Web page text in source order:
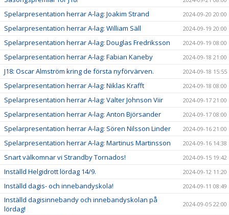
Spelarpresentation herrar A-lag: Joakim Strand 2024-09-20 20:00
Spelarpresentation herrar A-lag: William Säll 2024-09-19 20:00
Spelarpresentation herrar A-lag: Douglas Fredriksson 2024-09-19 08:00
Spelarpresentation herrar A-lag: Fabian Kaneby 2024-09-18 21:00
J18: Oscar Almström kring de första nyförvärven. 2024-09-18 15:55
Spelarpresentation herrar A-lag: Niklas Krafft 2024-09-18 08:00
Spelarpresentation herrar A-lag: Valter Johnson Viir 2024-09-17 21:00
Spelarpresentation herrar A-lag: Anton Björsander 2024-09-17 08:00
Spelarpresentation herrar A-lag: Sören Nilsson Linder 2024-09-16 21:00
Spelarpresentation herrar A-lag: Martinus Martinsson 2024-09-16 14:38
Snart välkomnar vi Strandby Tornados! 2024-09-15 19:42
Inställd Helgidrott lördag 14/9. 2024-09-12 11:20
Inställd dagis- och innebandyskola! 2024-09-11 08:49
Inställd dagisinnebandy och innebandyskolan på
lördag!
2024-09-05 22:00